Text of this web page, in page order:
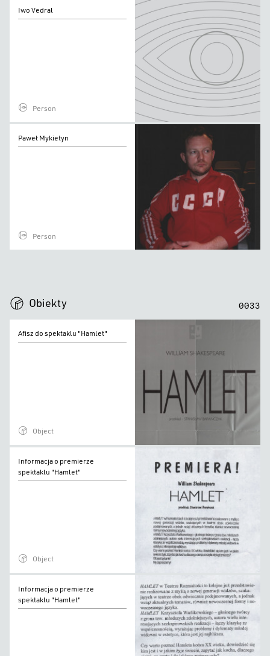
Vedral
Iwo Vedral
Person
Mykietyn
Paweł Mykietyn
Person
Obiekty
0033
do
Afisz do spektaklu "Hamlet"
Object
premierze
Informacja o premierze
spektaklu "Hamlet"
Object
premierze
Informacja o premierze
spektaklu "Hamlet"